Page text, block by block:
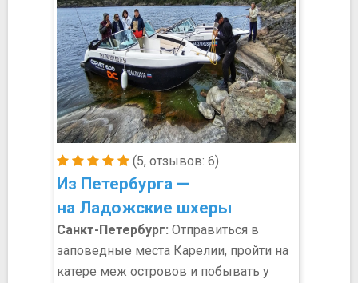
(5, отзывов: 6)
Из Петербурга —
на Ладожские шхеры
Санкт-Петербург: Отправиться в
заповедные места Карелии, пройти на
катере меж островов и побывать у